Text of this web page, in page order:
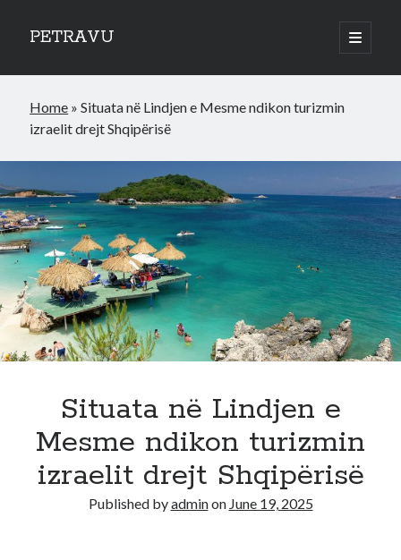
PETRAVU
open
primary
Sidebar
Bank
Credit Cards
Home »Situata në Lindjen e Mesme ndikon turizmin
izraelit drejt Shqipërisë
Situata në Lindjen e
Mesme ndikon turizmin
izraelit drejt Shqipërisë
Published byadminon June 19, 2025